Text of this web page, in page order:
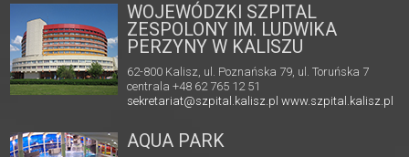
WOJEWÓDZKI SZPITAL
ZESPOLONY IM. LUDWIKA
PERZYNY W KALISZU
62-800 Kalisz, ul. Poznańska 79, ul. Toruńska 7
centrala +48 62 765 12 51
sekretariat@szpital.kalisz.pl www.szpital.kalisz.pl
AQUA PARK